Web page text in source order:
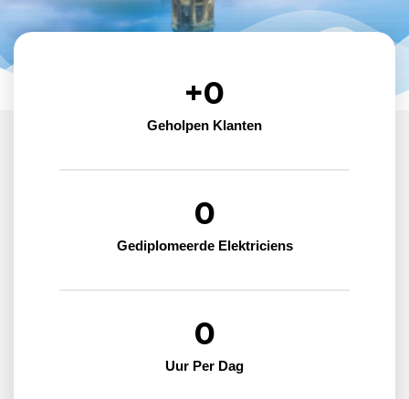
Geholpen Klanten
+0
Gediplomeerde Elektriciens
0
Uur Per Dag
0